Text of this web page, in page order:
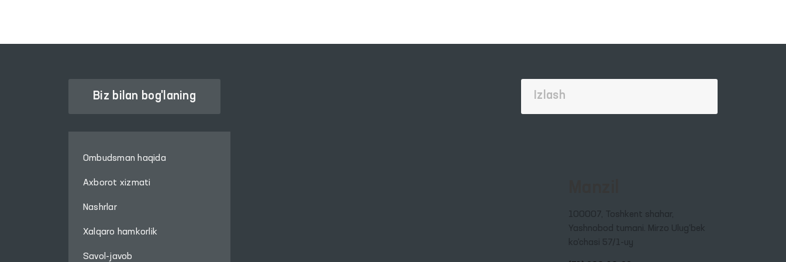
Biz bilan bog'laning
Ombudsman haqida
Axborot xizmati
Nashrlar
Xalqaro hamkorlik
Savol-javob
100007, Toshkent shahar,
Yashnobod tumani. Mirzo Ulug‘bek
ko‘chasi 57/1-uy